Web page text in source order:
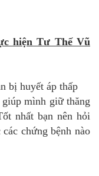
hiện Tư Thế Vũ
bị huyết áp thấp
mình giữ thăng
nhất bạn nên hỏi
chứng bệnh nào